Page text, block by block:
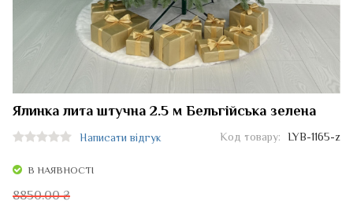
Ялинка лита штучна 2.5 м Бельгійська зелена
Код товару: LYB-1165-z
Написати відгук
В НАЯВНОСТІ
8850.00 ₴